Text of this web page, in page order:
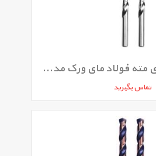
مجموعه 12 عددی مته فولاد مای ورک مدل 030MW
تماس بگیرید